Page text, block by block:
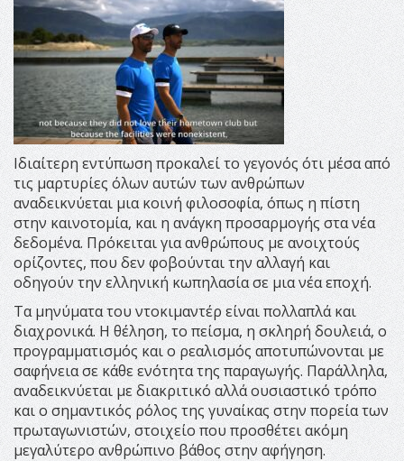
Ιδιαίτερη εντύπωση προκαλεί το γεγονός ότι μέσα από
τις μαρτυρίες όλων αυτών των ανθρώπων
αναδεικνύεται μια κοινή φιλοσοφία, όπως η πίστη
στην καινοτομία, και η ανάγκη προσαρμογής στα νέα
δεδομένα. Πρόκειται για ανθρώπους με ανοιχτούς
ορίζοντες, που δεν φοβούνται την αλλαγή και
οδηγούν την ελληνική κωπηλασία σε μια νέα εποχή.
Τα μηνύματα του ντοκιμαντέρ είναι πολλαπλά και
διαχρονικά. Η θέληση, το πείσμα, η σκληρή δουλειά, ο
προγραμματισμός και ο ρεαλισμός αποτυπώνονται με
σαφήνεια σε κάθε ενότητα της παραγωγής. Παράλληλα,
αναδεικνύεται με διακριτικό αλλά ουσιαστικό τρόπο
και ο σημαντικός ρόλος της γυναίκας στην πορεία των
πρωταγωνιστών, στοιχείο που προσθέτει ακόμη
μεγαλύτερο ανθρώπινο βάθος στην αφήγηση.